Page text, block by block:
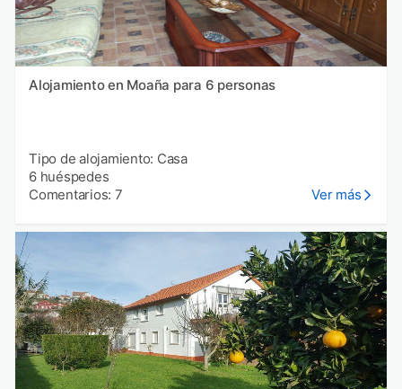
Alojamiento en Moaña para 6 personas
Tipo de alojamiento: Casa
6 huéspedes
Comentarios: 7
Ver más